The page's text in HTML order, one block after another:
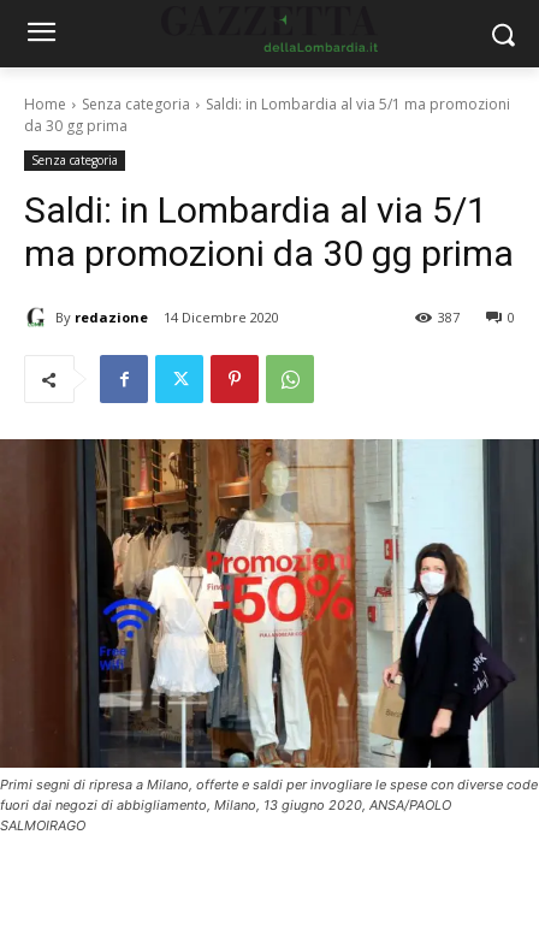
Home Senza categoria
Saldi: in Lombardia al via 5/1 ma promozioni
da 30 gg prima
Senza categoria
Saldi: in Lombardia al via 5/1
ma promozioni da 30 gg prima
By redazione 14 Dicembre 2020 0
387
Primi segni di ripresa a Milano, offerte e saldi per invogliare le spese con diverse code
fuori dai negozi di abbigliamento, Milano, 13 giugno 2020, ANSA/PAOLO
SALMOIRAGO